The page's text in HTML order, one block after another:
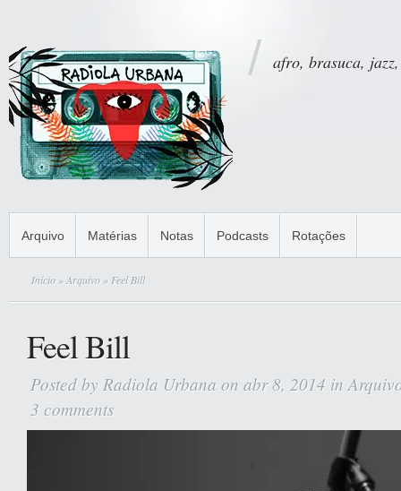
afro, brasuca,
Arquivo Matérias Notas Podcasts Rotações
Início »Arquivo » Feel Bill
Feel Bill
Posted by Radiola Urbana on abr 8, 2014 in
3 comments